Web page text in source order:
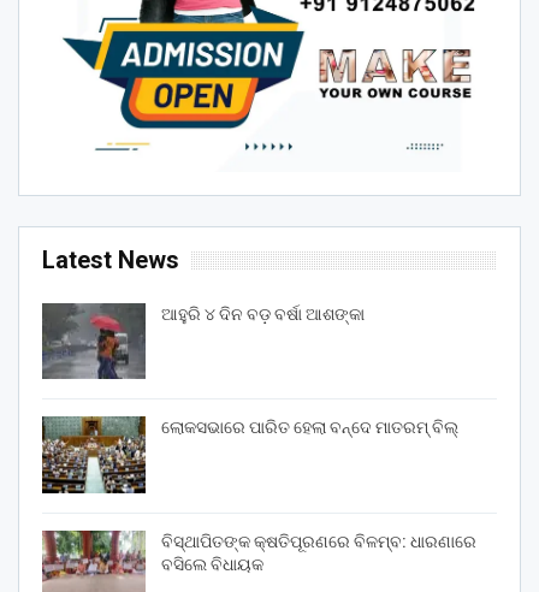
Latest News
ଆହୁରି ୪ ଦିନ ବଡ଼ ବର୍ଷା ଆଶଙ୍କା
ଲୋକସଭାରେ ପାରିତ ହେଲା ବନ୍ଦେ ମାତରମ୍‌ ବିଲ୍‌
ବିସ୍ଥାପିତଙ୍କ କ୍ଷତିପୂରଣରେ ବିଳମ୍ବ: ଧାରଣାରେ
ବସିଲେ ବିଧାୟକ